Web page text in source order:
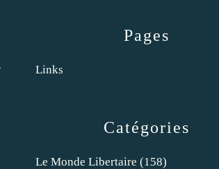
Catégories
Le Monde Libertaire (158)
Pages
Links